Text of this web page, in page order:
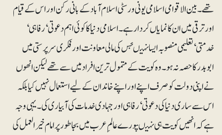
تھے۔ بین الاقوامی اسلامی یونی ورسٹی اسلام آباد کے بانی رکن اور اس کے قیام
اور ترقی میں ان کا نمایاں کردار ہے۔ اسلامی دنیا کا کوئی اہم دعوتی‘ رفاہی‘
خدمتی‘ تعلیمی منصوبہ ایسا نہیںجس کی مالی معاونت اور فکری سرپرستی میں
ابوبدر کا حصہ نہ ہو۔ وہ کویت کے متمول ترین افرادمیں سے تھے لیکن انھوں
نے اپنی دولت کو صرف اپنے اور اپنے خاندان کے لیے استعمال نہیں کیا بلکہ
اس سے ساری دنیا کی دعوتی‘ رفاہی اور جہادی خدمات کی آبیاری کی۔ یہی وجہ
ہے کہ انھیں کویت ہی نہیںپورے عالمِ عرب میں بجاطور پرامام خیرالعمل کی